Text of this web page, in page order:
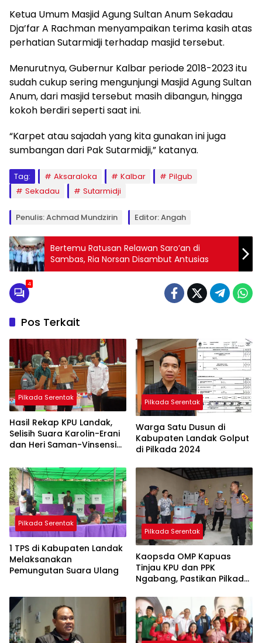
Ketua Umum Masjid Agung Sultan Anum Sekadau
Dja’far A Rachman menyampaikan terima kasih atas
perhatian Sutarmidji terhadap masjid tersebut.
Menurutnya, Gubernur Kalbar periode 2018-2023 itu
sudah cukup sering mengunjungi Masjid Agung Sultan
Anum, dari masjid tersebut masih dibangun, hingga
kokoh berdiri seperti saat ini.
“Karpet atau sajadah yang kita gunakan ini juga
sumbangan dari Pak Sutarmidji,” katanya.
Tag: Aksaraloka Kalbar
Pilgub
Sekadau
Sutarmidji
Penulis: Achmad Mundzirin Editor: Angah
Bertemu Ratusan Relawan Saro’an di
Sambas, Ria Norsan Disambut Antusias
4
Pos Terkait
Pilkada Serentak
Hasil Rekap KPU Landak,
Selisih Suara Karolin-Erani
dan Heri Saman-Vinsensius
Pilkada Serentak
Warga Satu Dusun di
Kabupaten Landak Golput
di Pilkada 2024
Pilkada Serentak
1 TPS di Kabupaten Landak
Melaksanakan
Pemungutan Suara Ulang
Pilkada Serentak
Kaopsda OMP Kapuas
Tinjau KPU dan PPK
Ngabang, Pastikan Pilkada